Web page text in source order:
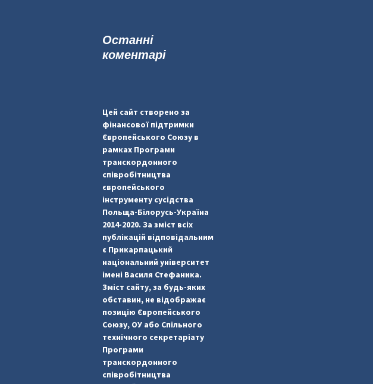
:Останні
коментарі
Цей сайт створено за
фінансової підтримки
Європейського Союзу в
рамках Програми
транскордонного
співробітництва
європейського
інструменту сусідства
Польща-Білорусь-Україна
2014-2020. За зміст всіх
публікацій відповідальним
є Прикарпацький
національний університет
імені Василя Стефаника.
Зміст сайту, за будь-яких
обставин, не відображає
позицію Європейського
Союзу, ОУ або Спільного
технічного секретаріату
Програми
транскордонного
співробітництва